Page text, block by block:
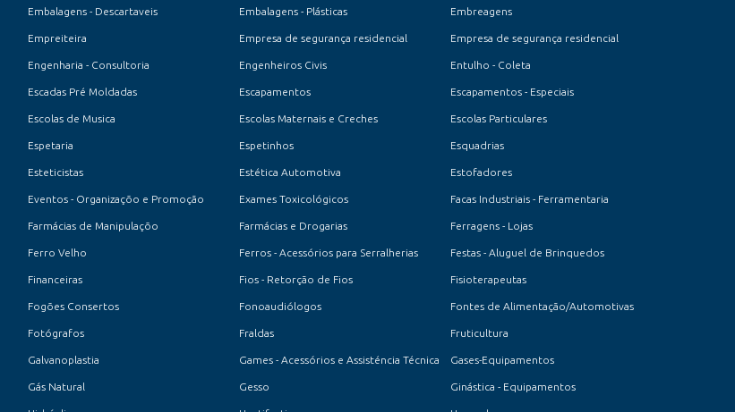
Embalagens - Descartaveis Embalagens - Plásticas Embreagens
Empreiteira Empresa de segurança residencial Empresa de segurança residencial
Engenharia - Consultoria Engenheiros Civis Entulho - Coleta
Escadas Pré Moldadas Escapamentos Escapamentos - Especiais
Escolas de Musica Escolas Maternais e Creches Escolas Particulares
Espetaria Espetinhos Esquadrias
Esteticistas Estética Automotiva Estofadores
Eventos - Organizaçõo e Promoção Exames Toxicológicos Facas Industriais - Ferramentaria
Farmácias de Manipulaçõo Farmácias e Drogarias Ferragens - Lojas
Ferro Velho Ferros - Acessórios para Serralherias Festas - Aluguel de Brinquedos
Financeiras Fios - Retorção de Fios Fisioterapeutas
Fogões Consertos Fonoaudiólogos Fontes de Alimentação/Automotivas
Fotógrafos Fraldas Fruticultura
Galvanoplastia Games - Acessórios e Assisténcia Técnica Gases-Equipamentos
Gás Natural Gesso Ginástica - Equipamentos